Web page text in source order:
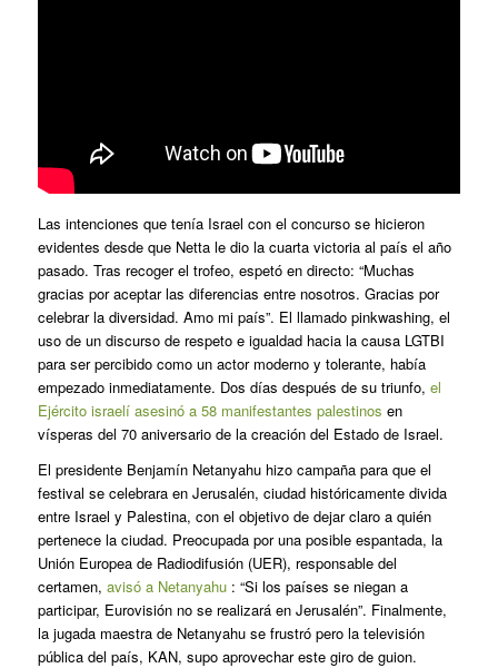
Las intenciones que tenía Israel con el concurso se hicieron
evidentes desde que Netta le dio la cuarta victoria al país el año
pasado. Tras recoger el trofeo, espetó en directo: “Muchas
gracias por aceptar las diferencias entre nosotros. Gracias por
celebrar la diversidad. Amo mi país”. El llamado pinkwashing, el
uso de un discurso de respeto e igualdad hacia la causa LGTBI
para ser percibido como un actor moderno y tolerante, había
empezado inmediatamente. Dos días después de su triunfo, el
Ejército israelí asesinó a 58 manifestantes palestinos en
vísperas del 70 aniversario de la creación del Estado de Israel.
El presidente Benjamín Netanyahu hizo campaña para que el
festival se celebrara en Jerusalén, ciudad históricamente divida
entre Israel y Palestina, con el objetivo de dejar claro a quién
pertenece la ciudad. Preocupada por una posible espantada, la
Unión Europea de Radiodifusión (UER), responsable del
certamen, avisó a Netanyahu: “Si los países se niegan a
participar, Eurovisión no se realizará en Jerusalén”. Finalmente,
la jugada maestra de Netanyahu se frustró pero la televisión
pública del país, KAN, supo aprovechar este giro de guion.